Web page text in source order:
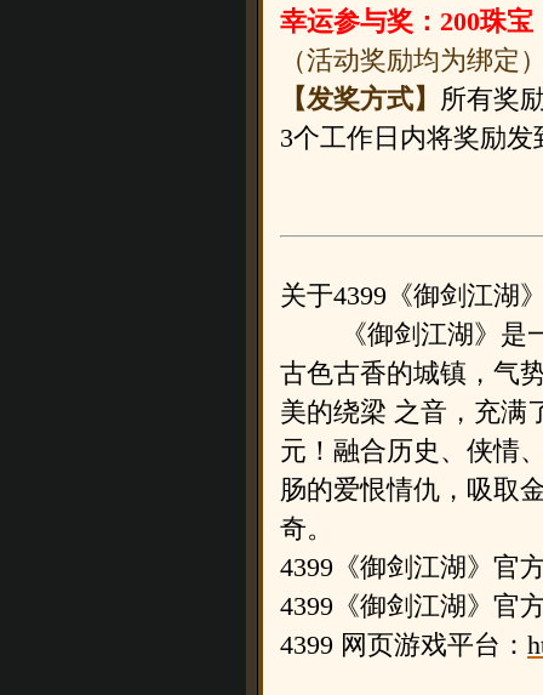
幸运参与奖：200珠宝
（活动奖励均为绑定
【发奖方式】 所有奖
3个工作日内将奖励
关于4399《御剑江湖
《御剑江湖》是一
古色古香的城镇，气
美的绕梁 之音，充满
元！融合历史、侠情
肠的爱恨情仇，吸取
奇。
4399《御剑江湖》官
4399《御剑江湖》官
4399 网页游戏平台：